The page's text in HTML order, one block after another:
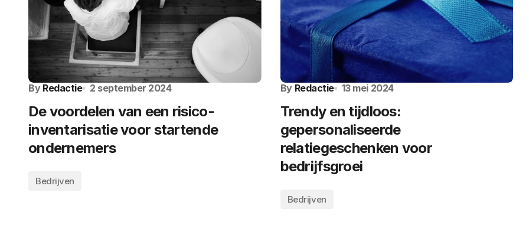
By Redactie 2 september 2024
De voordelen van een risico-
inventarisatie voor startende
ondernemers
Bedrijven
By Redactie 13 mei 2024
Trendy en tijdloos:
gepersonaliseerde
relatiegeschenken voor
bedrijfsgroei
Bedrijven